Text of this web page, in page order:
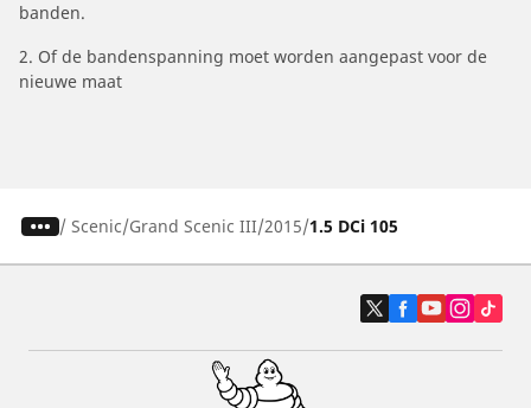
banden.
2. Of de bandenspanning moet worden aangepast voor de
nieuwe maat
/ Scenic Grand Scenic III 2015 1.5 DCi 105